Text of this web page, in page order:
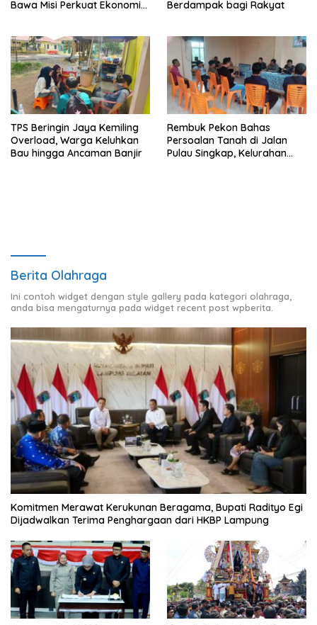
Bawa Misi Perkuat Ekonomi
Berdampak bagi Rakyat
TPS Beringin Jaya Kemiling
Overload, Warga Keluhkan
Bau hingga Ancaman Banjir
Rembuk Pekon Bahas
Persoalan Tanah di Jalan
Pulau Singkap, Kelurahan
Berita Olahraga
Ini contoh widget dengan style gallery pada kategori olahraga,
anda bisa mengaturnya pada widget recent post wpberita.
Komitmen Merawat Kerukunan Beragama, Bupati Radityo Egi
Dijadwalkan Terima Penghargaan dari HKBP Lampung